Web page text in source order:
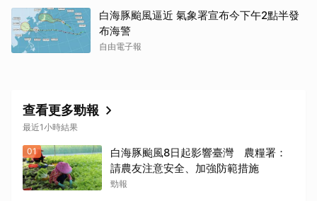
白海豚颱風逼近 氣象署宣布今下午2點半發
布海警
自由電子報
查看更多勁報
最近1小時結果
01
白海豚颱風8日起影響臺灣 農糧署：
請農友注意安全、加強防範措施
勁報